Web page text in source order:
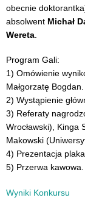
obecnie
absolwent Michał
Wereta
Program Gali:
1) Omówienie
Małgorzatę Bogdan.
2) Wystąpienie
3) Referaty
Wrocławski), Kinga
Makowski
4) Prezentacja
5) Przerwa kawowa.
Wyniki Konkursu